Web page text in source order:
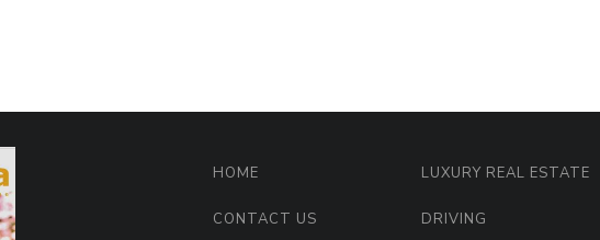
HOME
CONTACT US
LUXURY REAL ESTATE
DRIVING